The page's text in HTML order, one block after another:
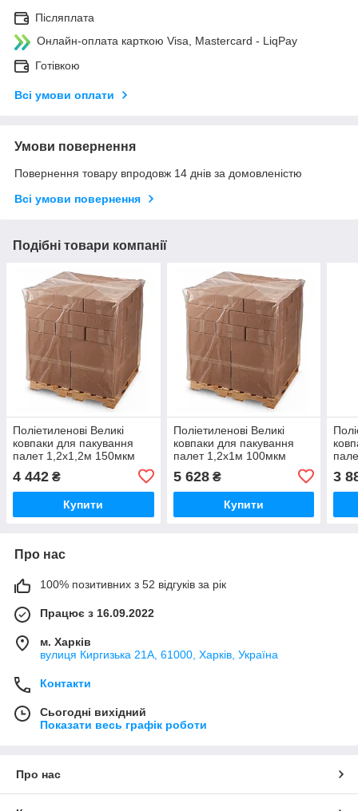
Післяплата
Онлайн-оплата карткою Visa, Mastercard - LiqPay
Готівкою
Всі умови оплати
Умови повернення
Повернення товару впродовж 14 днів за домовленістю
Всі умови повернення
Подібні товари компанії
Поліетиленові Великі
ковпаки для пакування
палет 1,2х1,2м 150мкм
(вторинний PE) 10шт
4 442 ₴
Купити
Поліетиленові Великі
ковпаки для пакування
палет 1,2х1м 100мкм
(вторинний PE) 10шт
5 628₴
Купити
3
Про нас
100% позитивних з 52 відгуків за рік
Працює з 16.09.2022
м. Харків
вулиця Киргизька 21А, 61000, Харків, Україна
Контакти
Сьогодні вихідний
Показати весь графік роботи
Про нас